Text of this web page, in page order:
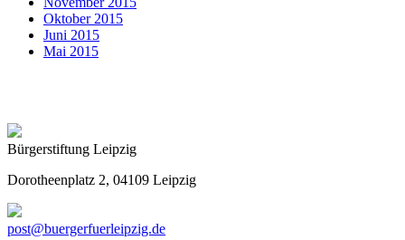
Oktober 2015
Juni 2015
Mai 2015
Bürgerstiftung Leipzig
Dorotheenplatz 2, 04109 Leipzig
post@buergerfuerleipzig.de